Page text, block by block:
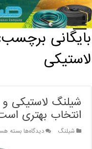
خانه / بایگانی برچسب:
بایگانی
لاستیکی
شیلنگ لاستیکی
انتخاب بهتری
شیلنگ دیدگاه‌هابرای
بسته